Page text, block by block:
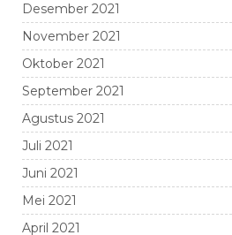
Desember 2021
November 2021
Oktober 2021
September 2021
Agustus 2021
Juli 2021
Juni 2021
Mei 2021
April 2021